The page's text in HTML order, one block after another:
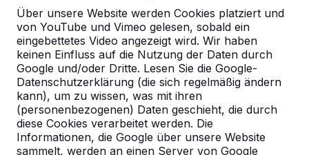
Über unsere Website werden Cookies platziert und
von YouTube und Vimeo gelesen, sobald ein
eingebettetes Video angezeigt wird. Wir haben
keinen Einfluss auf die Nutzung der Daten durch
Google und/oder Dritte. Lesen Sie die Google-
Datenschutzerklärung (die sich regelmäßig ändern
kann), um zu wissen, was mit ihren
(personenbezogenen) Daten geschieht, die durch
diese Cookies verarbeitet werden. Die
Informationen, die Google über unsere Website
sammelt, werden an einen Server von Google
Alles anzeigen
Kategorie
Alles anzeigen
Ort oder Postleitzahl suchen